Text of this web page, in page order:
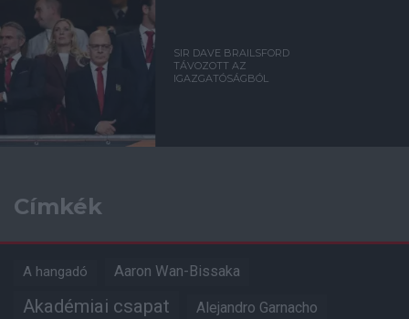
SIR DAVE BRAILSFORD
TÁVOZOTT AZ
IGAZGATÓSÁGBÓL
Címkék
A hangadó Aaron Wan-Bissaka
Akadémiai csapat Alejandro Garnacho